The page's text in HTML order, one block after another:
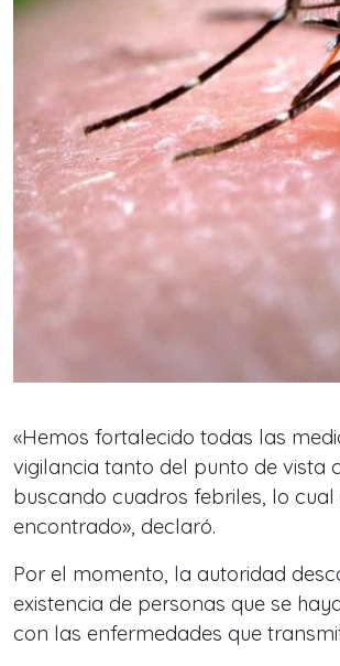
«Hemos fortalecido todas las
vigilancia tanto del punto de vista
buscando cuadros febriles, lo cual
encontrado», declaró.
Por el momento, la autoridad
existencia de personas que se
con las enfermedades que